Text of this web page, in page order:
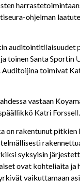
ohjelman
auditointitilaisuudet
toinen Santa Sportin
toimivat
vastaan
Katri Forssell.
on rakentunut
syksyisin
ovat kohteliaita
vaikuttamaan